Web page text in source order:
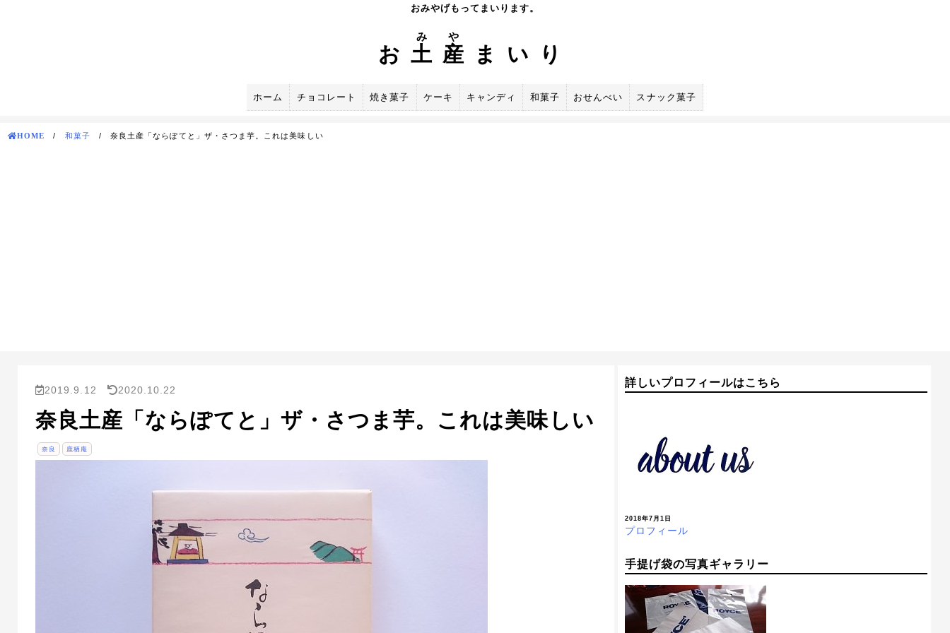
おみやげもってまいります。
お 土
み
産
や
まいり
ホーム チョコレート 焼き菓子 ケーキ キャンディ 和菓子 おせんべい スナック菓子
HOME / 和菓子 / 奈良土産「ならぽてと」ザ・さつま芋。これは美味しい
2019.9.12 2020.10.22
奈良土産「ならぽてと」ザ・さつま芋。これは美味しい
奈良 鹿栖庵
詳しいプロフィールはこちら
2018年7月1日
プロフィール
手提げ袋の写真ギャラリー